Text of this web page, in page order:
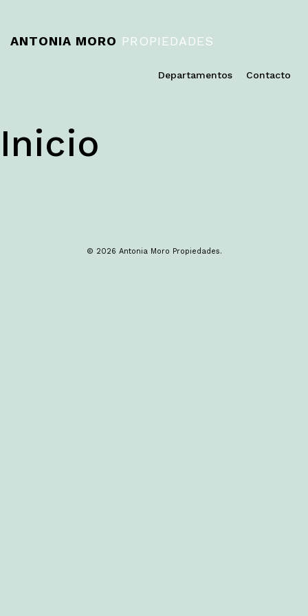
ANTONIA MORO PROPIEDADES
Departamentos Contacto
Inicio
© 2026 Antonia Moro Propiedades.